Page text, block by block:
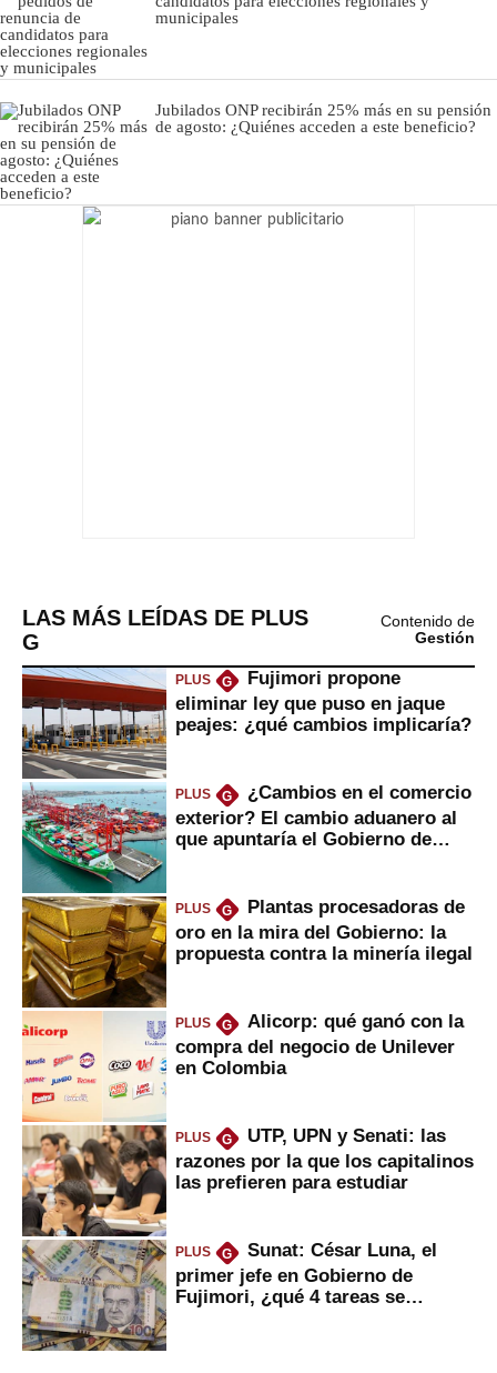
municipales
Jubilados ONP recibirán 25% más en su pensión
de agosto: ¿Quiénes acceden a este beneficio?
LAS MÁS LEÍDAS DE PLUS
G
Contenido de
Gestión
PLUS G
Fujimori propone
eliminar ley que puso en jaque
peajes: ¿qué cambios implicaría?
PLUS G
¿Cambios en el comercio
exterior? El cambio aduanero al
que apuntaría el Gobierno de
PLUS G
Plantas procesadoras de
oro en la mira del Gobierno: la
propuesta contra la minería ilegal
PLUS G
Alicorp: qué ganó con la
compra del negocio de Unilever
en Colombia
PLUS G
UTP, UPN y Senati: las
razones por la que los capitalinos
las prefieren para estudiar
PLUS G
Sunat: César Luna, el
primer jefe en Gobierno de
Fujimori, ¿qué 4 tareas se